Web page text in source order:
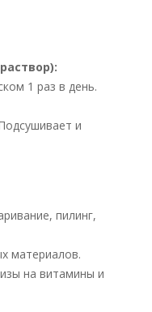
1 раз в день.
и
пилинг,
материалов.
на витамины и